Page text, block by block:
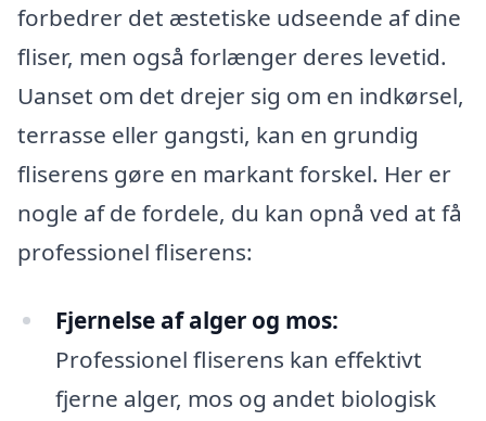
forbedrer det æstetiske udseende af dine
fliser, men også forlænger deres levetid.
Uanset om det drejer sig om en indkørsel,
terrasse eller gangsti, kan en grundig
fliserens gøre en markant forskel. Her er
nogle af de fordele, du kan opnå ved at få
professionel fliserens:
Fjernelse af alger og mos:
Professionel fliserens kan effektivt
fjerne alger, mos og andet biologisk